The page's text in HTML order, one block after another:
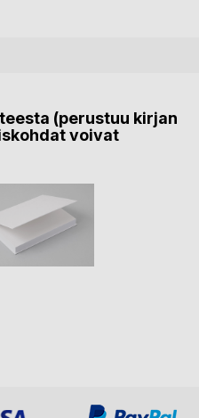
(perustuu kirjan
voivat